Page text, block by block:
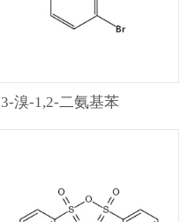
3-溴-1,2-二氨基苯